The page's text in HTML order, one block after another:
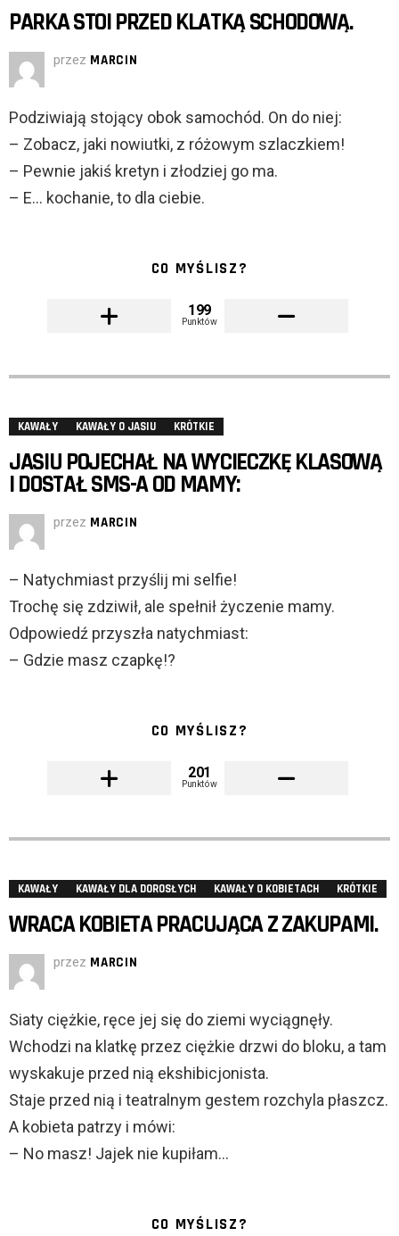
PARKA STOI PRZED KLATKĄ SCHODOWĄ.
przez MARCIN
Podziwiają stojący obok samochód. On do niej:
– Zobacz, jaki nowiutki, z różowym szlaczkiem!
– Pewnie jakiś kretyn i złodziej go ma.
– E… kochanie, to dla ciebie.
CO MYŚLISZ?
199
Punktów
KAWAŁY KAWAŁY O JASIU KRÓTKIE
JASIU POJECHAŁ NA WYCIECZKĘ KLASOWĄ
I DOSTAŁ SMS-A OD MAMY:
przez MARCIN
– Natychmiast przyślij mi selfie!
Trochę się zdziwił, ale spełnił życzenie mamy.
Odpowiedź przyszła natychmiast:
– Gdzie masz czapkę!?
CO MYŚLISZ?
201
Punktów
KAWAŁY KAWAŁY DLA DOROSŁYCH KAWAŁY O KOBIETACH KRÓTKIE
WRACA KOBIETA PRACUJĄCA Z ZAKUPAMI.
przez MARCIN
Siaty ciężkie, ręce jej się do ziemi wyciągnęły.
Wchodzi na klatkę przez ciężkie drzwi do bloku, a tam
wyskakuje przed nią ekshibicjonista.
Staje przed nią i teatralnym gestem rozchyla płaszcz.
A kobieta patrzy i mówi:
– No masz! Jajek nie kupiłam…
CO MYŚLISZ?